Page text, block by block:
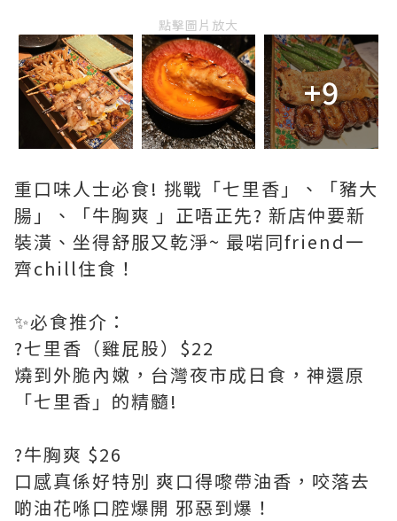
點擊圖片放大
+9
重口味人士必食! 挑戰「七里香」、「豬大
腸」、「牛胸爽 」正唔正先? 新店仲要新
裝潢、坐得舒服又乾淨~ 最啱同friend一
齊chill住食！
✨必食推介：
?七里香（雞屁股）$22
燒到外脆內嫩，台灣夜市成日食，神還原
「七里香」的精髓!
?牛胸爽 $26
口感真係好特別 爽口得嚟帶油香，咬落去
啲油花喺口腔爆開 邪惡到爆！